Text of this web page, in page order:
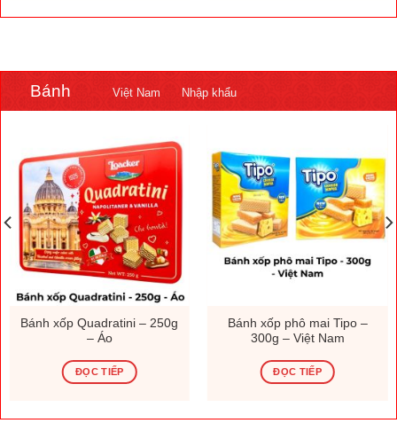
Bánh Việt Nam Nhập khẩu
Bánh xốp Quadratini – 250g
– Áo
ĐỌC TIẾP
Bánh xốp phô mai Tipo –
300g – Việt Nam
ĐỌC TIẾP